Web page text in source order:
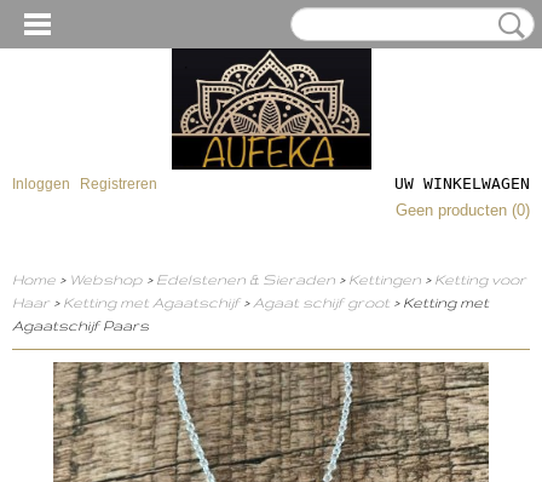
Inloggen Registreren
UW WINKELWAGEN
Geen producten (0)
Home > Webshop > Edelstenen & Sieraden > Kettingen > Ketting voor
Haar > Ketting met Agaatschijf> Agaat schijf groot > Ketting met
Agaatschijf Paars